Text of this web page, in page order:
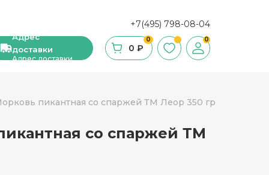
+7(495) 798-08-04
Адрес
доставки
Адрес доставки
0
0 ₽
0
пикантная со спаржей ТМ Леор 350 гр
со спаржей ТМ
сухие завтраки, мюсли